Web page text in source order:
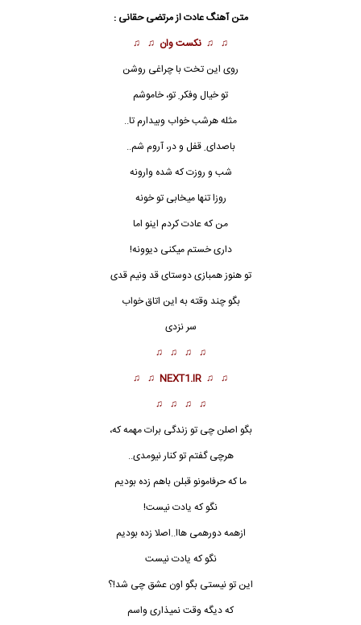
متن آهنگعادتاز مرتضی حقانی :
♫ ♫ نکست وان ♫ ♫
روی این تخت با چراغی روشن
تو خیال وفکر ِ تو، خاموشم
مثله هرشب خواب وبیدارم تا..
باصدای ِ قفل و در، آروم شم..
شب و روزت که شده وارونه
روزا تنها میخابی تو خونه
من کهعادتکردم اینو اما
داری خستم میکنی دیوونه!
تو هنوز همبازی دوستای قد ونیم قدی
بگو چند وقته به این اتاق خواب
سر نزدی
♫ ♫ ♫ ♫
♫ ♫
NEXT1.IR
♫ ♫
♫ ♫ ♫ ♫
بگو اصلن چی تو زندگی برات مهمه که،
هرچی گفتم تو کنار نیومدی..
ما که حرفامونو قبلن باهم زده بودیم
نگو که یادت نیست!
ازهمه دورهمی هاا..اصلا زده بودیم
نگو که یادت نیست
این تو نیستی بگو اون عشق چی شد!؟
که دیگه وقت نمیذاری واسم